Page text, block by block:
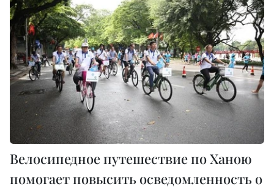
Велосипедное путешествие по Ханою
помогает повысить осведомленность о